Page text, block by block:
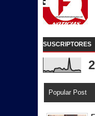
SUSCRIPTORES
Popular Post